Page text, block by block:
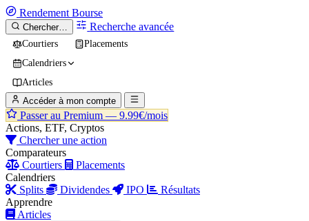
Rendement Bourse
Chercher… Recherche avancée
Courtiers
Placements
Calendriers
Articles
Accéder à mon compte
Passer au Premium — 9.99€/mois
Actions, ETF, Cryptos
Chercher une action
Comparateurs
Courtiers
Placements
Calendriers
Splits
Dividendes IPO
Résultats
Apprendre
Articles